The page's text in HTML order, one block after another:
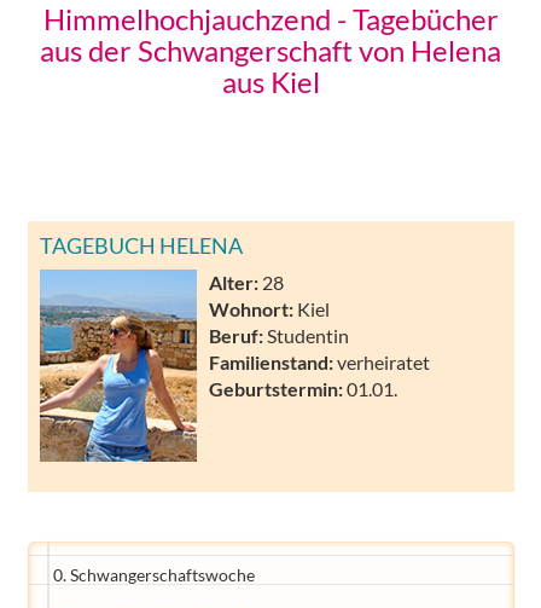
Himmelhochjauchzend - Tagebücher
aus der Schwangerschaft von Helena
aus Kiel
TAGEBUCH HELENA
Alter: 28
Wohnort: Kiel
Beruf: Studentin
Familienstand:verheiratet
Geburtstermin:01.01.
0. Schwangerschaftswoche